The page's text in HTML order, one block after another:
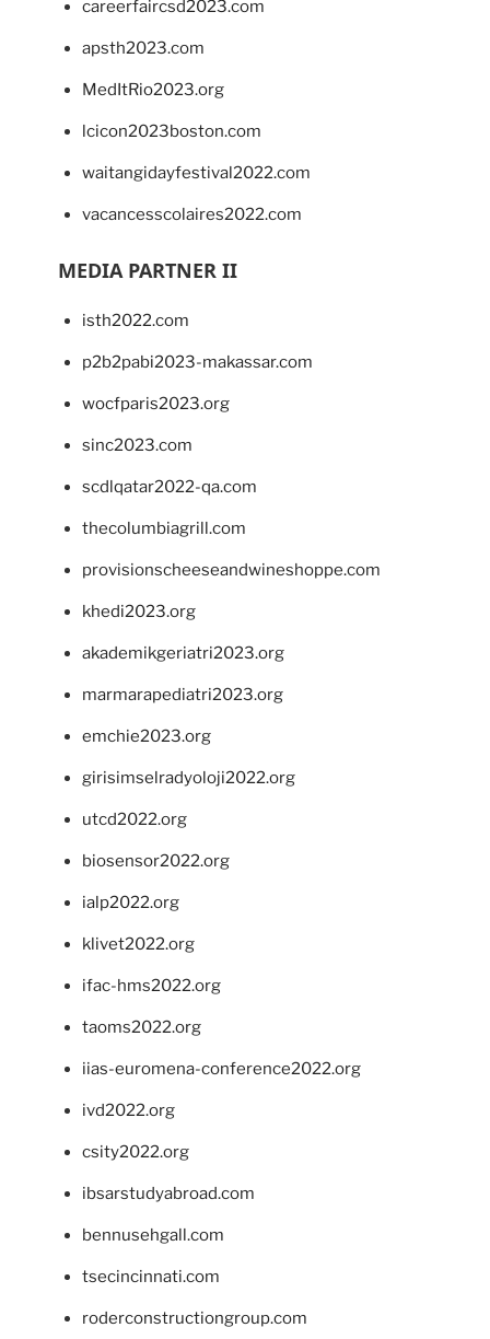
careerfaircsd2023.com
apsth2023.com
MedItRio2023.org
lcicon2023boston.com
waitangidayfestival2022.com
vacancesscolaires2022.com
MEDIA PARTNER II
isth2022.com
p2b2pabi2023-makassar.com
wocfparis2023.org
sinc2023.com
scdlqatar2022-qa.com
thecolumbiagrill.com
provisionscheeseandwineshoppe.com
khedi2023.org
akademikgeriatri2023.org
marmarapediatri2023.org
emchie2023.org
girisimselradyoloji2022.org
utcd2022.org
biosensor2022.org
ialp2022.org
klivet2022.org
ifac-hms2022.org
taoms2022.org
iias-euromena-conference2022.org
ivd2022.org
csity2022.org
ibsarstudyabroad.com
bennusehgall.com
tsecincinnati.com
roderconstructiongroup.com